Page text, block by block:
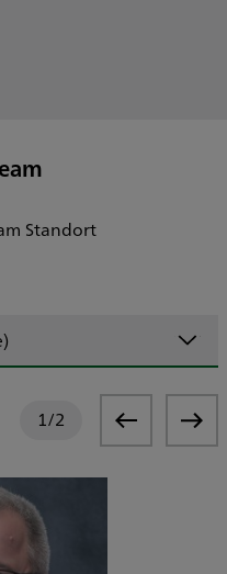
Standort
1/2